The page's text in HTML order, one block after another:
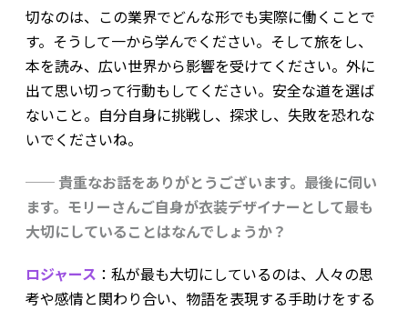
切なのは、この業界でどんな形でも実際に働くことで
す。そうして一から学んでください。そして旅をし、
本を読み、広い世界から影響を受けてください。外に
出て思い切って行動もしてください。安全な道を選ば
ないこと。自分自身に挑戦し、探求し、失敗を恐れな
いでくださいね。
── 貴重なお話をありがとうございます。最後に伺い
ます。モリーさんご自身が衣装デザイナーとして最も
大切にしていることはなんでしょうか？
ロジャース ：私が最も大切にしているのは、人々の思
考や感情と関わり合い、物語を表現する手助けをする